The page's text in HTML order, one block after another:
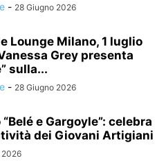
- 28 Giugno 2026
Lounge Milano, 1 luglio
Grey presenta
sulla...
- 28 Giugno 2026
e Gargoyle”: celebra
dei Giovani Artigiani
2026